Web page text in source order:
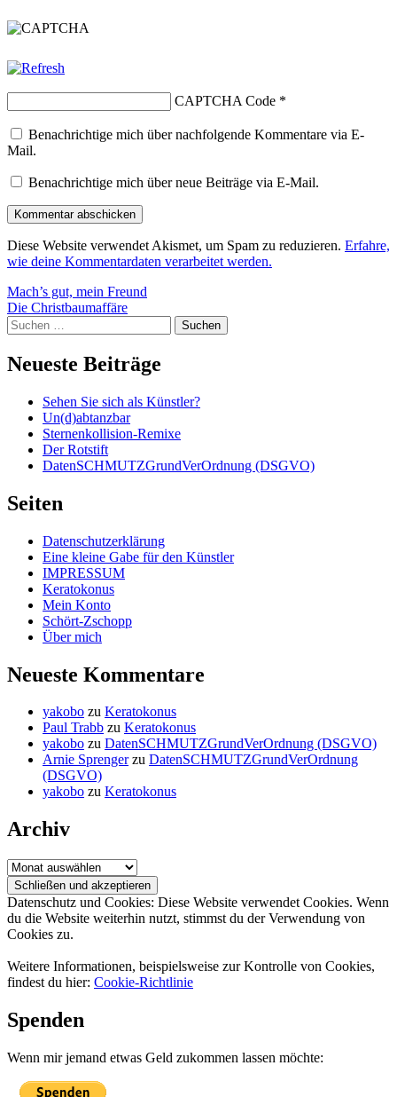
CAPTCHA Code *
Benachrichtige mich über nachfolgende Kommentare via E-
Mail.
Benachrichtige mich über neue Beiträge via E-Mail.
Diese Website verwendet Akismet, um Spam zu reduzieren. Erfahre,
wie deine Kommentardaten verarbeitet werden.
Beitragsnavigation
Mach’s gut, mein Freund
Die Christbaumaffäre
Suchen
nach:
Neueste Beiträge
Sehen Sie sich als Künstler?
Un(d)abtanzbar
Sternenkollision-Remixe
Der Rotstift
DatenSCHMUTZGrundVerOrdnung (DSGVO)
Seiten
Datenschutzerklärung
Eine kleine Gabe für den Künstler
IMPRESSUM
Keratokonus
Mein Konto
Schört-Zschopp
Über mich
Neueste Kommentare
yakobo zu Keratokonus
Paul Trabb zu Keratokonus
yakobo zu DatenSCHMUTZGrundVerOrdnung (DSGVO)
Arnie Sprengerzu DatenSCHMUTZGrundVerOrdnung
(DSGVO)
yakobo zu Keratokonus
Archiv
Archiv
Datenschutz und Cookies: Diese Website verwendet Cookies. Wenn
du die Website weiterhin nutzt, stimmst du der Verwendung von
Cookies zu.
Weitere Informationen, beispielsweise zur Kontrolle von Cookies,
findest du hier: Cookie-Richtlinie
Spenden
Wenn mir jemand etwas Geld zukommen lassen möchte: